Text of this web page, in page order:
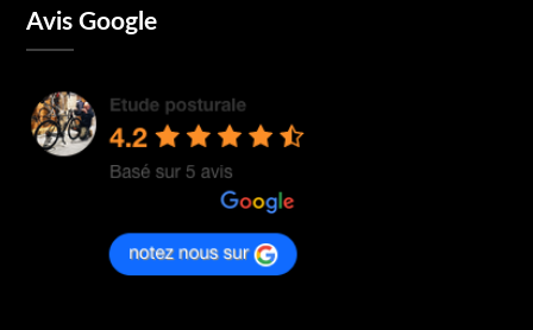
Avis Google